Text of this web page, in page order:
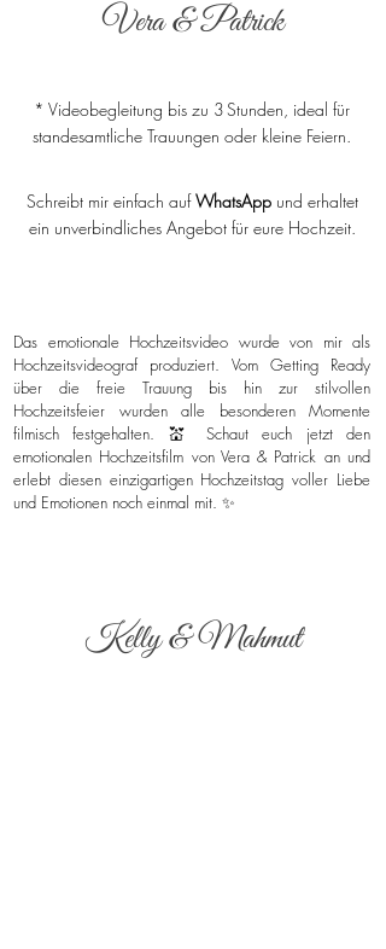
Vera & Patrick
* Videobegleitung bis zu 3 Stunden, ideal für
standesamtliche Trauungen oder kleine Feiern.
Schreibt mir einfach aufWhatsAppund erhaltet
ein unverbindliches Angebot für eure Hochzeit.
Das emotionale Hochzeitsvideo wurde von mir als
Hochzeitsvideograf produziert. Vom Getting Ready
über die freie Trauung bis hin zur stilvollen
Hochzeitsfeier wurden alle besonderen Momente
filmisch festgehalten. 💒 Schaut euch jetzt den
emotionalen Hochzeitsfilm von Vera & Patrick an und
erlebt diesen einzigartigen Hochzeitstag voller Liebe
und Emotionen noch einmal mit. ✨
Kelly & Mahmut